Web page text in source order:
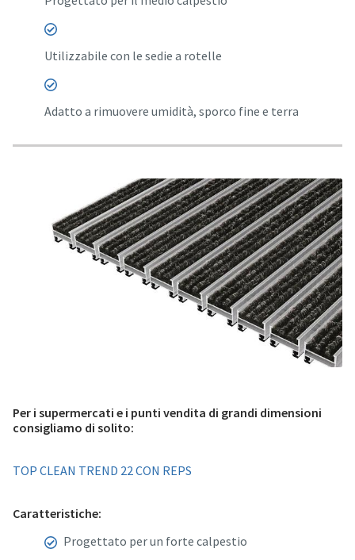
Utilizzabile con le sedie a rotelle
Adatto a rimuovere umidità, sporco fine e terra
Per i supermercati e i punti vendita di grandi dimensioni
consigliamo di solito:
TOP CLEAN TREND 22 CON REPS
Caratteristiche:
Progettato per un forte calpestio